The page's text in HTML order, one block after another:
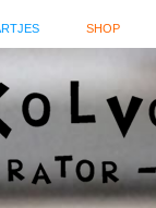
SHOP